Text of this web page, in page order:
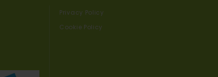
Privacy Policy
Cookie Policy